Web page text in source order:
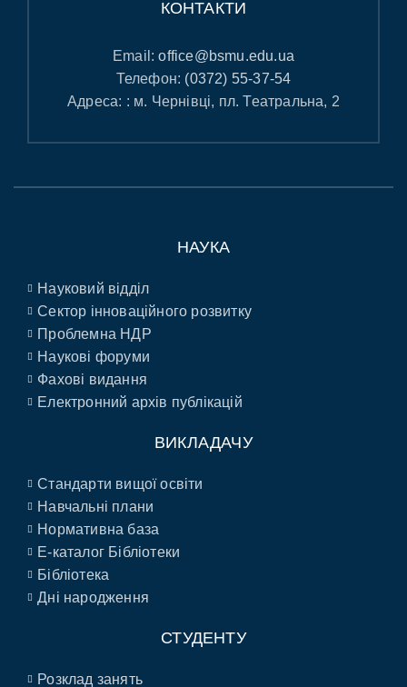
КОНТАКТИ
Email:office@bsmu.edu.ua
Телефон: (0372) 55-37-54
Адреса: : м. Чернівці, пл. Театральна, 2
НАУКА
Науковий відділ
Сектор інноваційного розвитку
Проблемна НДР
Наукові форуми
Фахові видання
Електронний архів публікацій
ВИКЛАДАЧУ
Стандарти вищої освіти
Навчальні плани
Нормативна база
E-каталог Бібліотеки
Бібліотека
Дні народження
СТУДЕНТУ
Розклад занять